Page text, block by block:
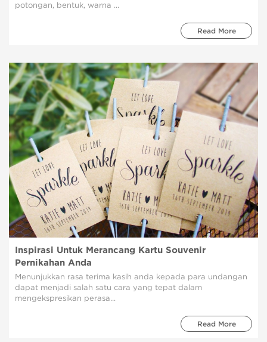
potongan, bentuk, warna ...
Read More
Inspirasi Untuk Merancang Kartu Souvenir
Pernikahan Anda
Menunjukkan rasa terima kasih anda kepada para undangan
dapat menjadi salah satu cara yang tepat dalam
mengekspresikan perasa...
Read More